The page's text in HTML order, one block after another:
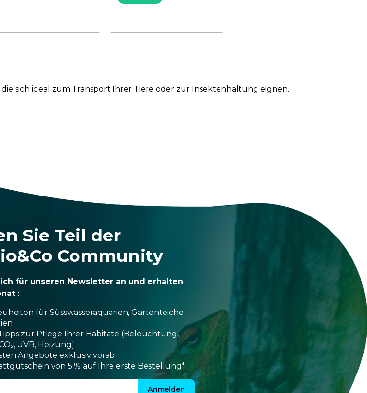
sich ideal zum Transport Ihrer Tiere oder zur Insektenhaltung eignen.
Sie Teil der
Community
für unseren Newsletter an und erhalten
:
für Süsswasseraquarien, Gartenteiche
zur Pflege Ihrer Habitate (Beleuchtung,
UVB, Heizung)
Angebote exklusiv vorab
von 5 % auf Ihre erste Bestellung*
Anmelden